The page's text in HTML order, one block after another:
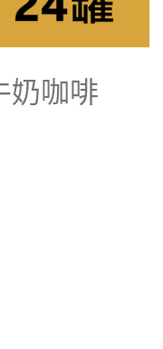
奶咖啡